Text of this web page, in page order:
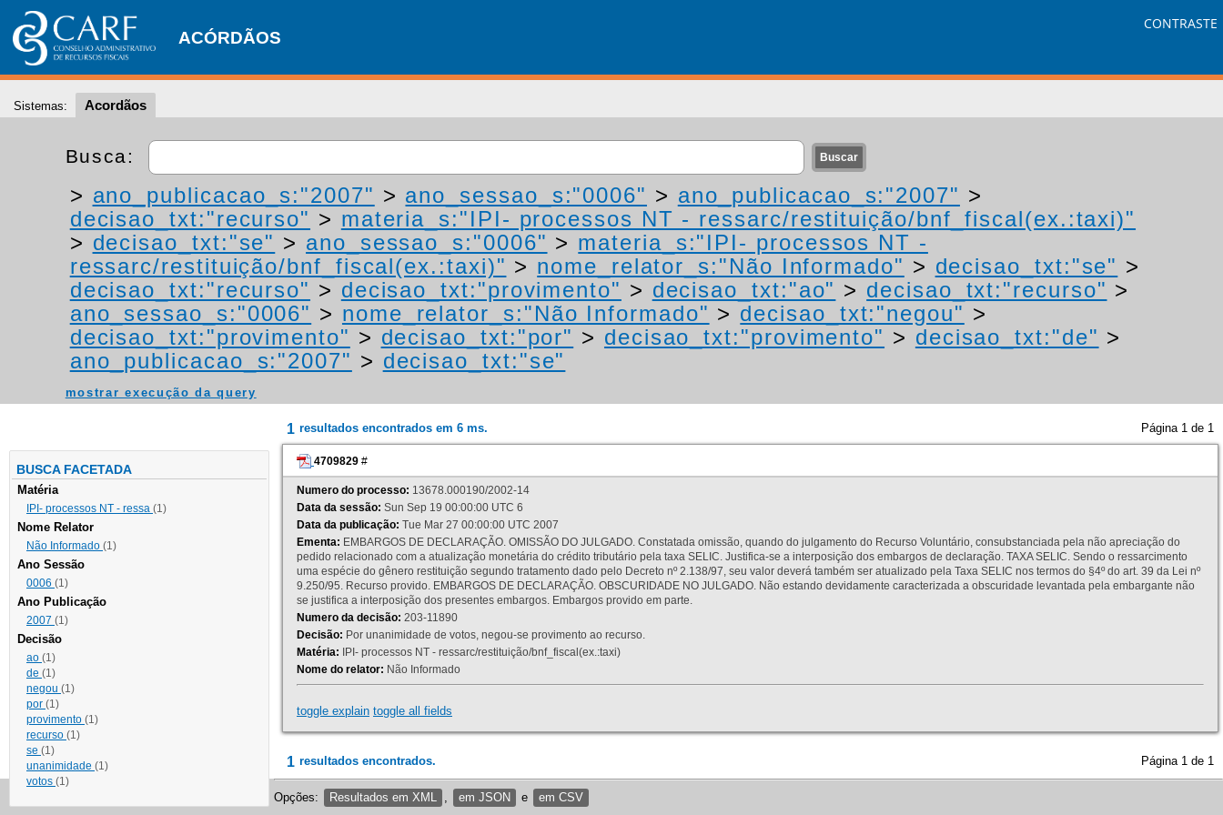
ACÓRDÃOS
CONTRASTE
Sistemas: Acordãos
Busca:
> ano_publicacao_s:"2007" > ano_sessao_s:"0006" > ano_publicacao_s:"2007" >
decisao_txt:"recurso" > materia_s:"IPI- processos NT - ressarc/restituição/bnf_fiscal(ex.:taxi)"
> decisao_txt:"se" > ano_sessao_s:"0006" > materia_s:"IPI- processos NT -
ressarc/restituição/bnf_fiscal(ex.:taxi)" > nome_relator_s:"Não Informado" > decisao_txt:"se" >
decisao_txt:"recurso" > decisao_txt:"provimento" > decisao_txt:"ao" > decisao_txt:"recurso" >
ano_sessao_s:"0006" > nome_relator_s:"Não Informado" > decisao_txt:"negou" >
decisao_txt:"provimento" > decisao_txt:"por" > decisao_txt:"provimento" > decisao_txt:"de" >
ano_publicacao_s:"2007" > decisao_txt:"se"
mostrar execução da query
BUSCA FACETADA
Matéria
IPI- processos NT - ressa (1)
Nome Relator
Não Informado (1)
Ano Sessão
0006 (1)
Ano Publicação
2007 (1)
Decisão
ao (1)
de (1)
negou (1)
por (1)
provimento (1)
recurso (1)
se (1)
unanimidade (1)
votos (1)
1 resultados encontrados em 6 ms. Página 1 de 1
4709829 #
Numero do processo: 13678.000190/2002-14
Data da sessão: Sun Sep 19 00:00:00 UTC 6
Data da publicação: Tue Mar 27 00:00:00 UTC 2007
Ementa: EMBARGOS DE DECLARAÇÃO. OMISSÃO DO JULGADO. Constatada omissão, quando do julgamento do Recurso Voluntário, consubstanciada pela não apreciação do
pedido relacionado com a atualização monetária do crédito tributário pela taxa SELIC. Justifica-se a interposição dos embargos de declaração. TAXA SELIC. Sendo o ressarcimento
uma espécie do gênero restituição segundo tratamento dado pelo Decreto nº 2.138/97, seu valor deverá também ser atualizado pela Taxa SELIC nos termos do §4º do art. 39 da Lei nº
9.250/95. Recurso provido. EMBARGOS DE DECLARAÇÃO. OBSCURIDADE NO JULGADO. Não estando devidamente caracterizada a obscuridade levantada pela embargante não
se justifica a interposição dos presentes embargos. Embargos provido em parte.
Numero da decisão: 203-11890
Decisão: Por unanimidade de votos, negou-se provimento ao recurso.
Matéria: IPI- processos NT - ressarc/restituição/bnf_fiscal(ex.:taxi)
Nome do relator: Não Informado
toggle explain toggle all fields
1 resultados encontrados. Página 1 de 1
Opções: Resultados em XML em JSON e em CSV